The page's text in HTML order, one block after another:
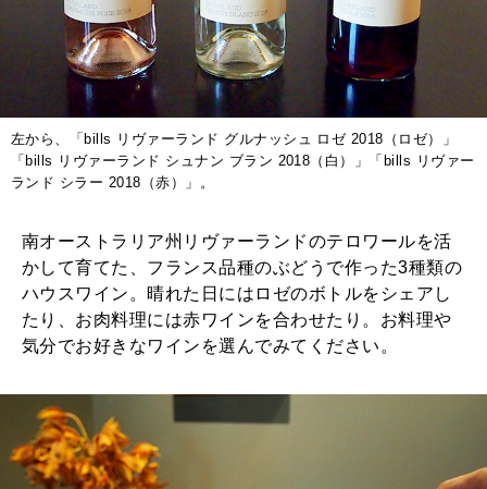
左から、「bills リヴァーランド グルナッシュ ロゼ 2018（ロゼ）」
「bills リヴァーランド シュナン ブラン 2018（白）」「bills リヴァー
ランド シラー 2018（赤）」。
南オーストラリア州リヴァーランドのテロワールを活
かして育てた、フランス品種のぶどうで作った3種類の
ハウスワイン。晴れた日にはロゼのボトルをシェアし
たり、お肉料理には赤ワインを合わせたり。お料理や
気分でお好きなワインを選んでみてください。